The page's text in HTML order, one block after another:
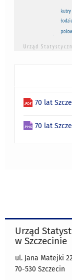
70 lat
70 lat
Urząd
w Szczecinie
ul. Jana Matejki
70-530 Szczecin